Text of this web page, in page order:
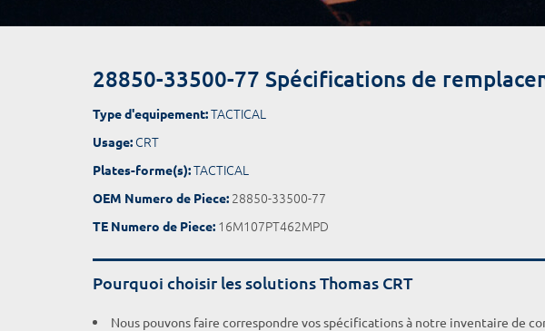
28850-33500-77 Spécifications de
Type d'equipement:TACTICAL
Usage: CRT
Plates-forme(s):TACTICAL
OEM Numero de Piece: 28850-33500-77
TE Numero de Piece: 16M107PT462MPD
Pourquoi choisir les solutions Thomas CRT
Nous pouvons faire correspondre vos spécifications à notre inventaire de